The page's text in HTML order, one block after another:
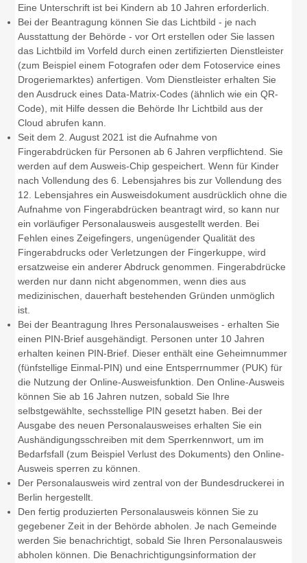
Eine Unterschrift ist bei Kindern ab 10 Jahren erforderlich.
Bei der Beantragung können Siedas Lichtbild - je nach
Ausstattung der Behörde - vor Ort erstellen oder Sie lassen
das Lichtbild im Vorfeld durch einen zertifizierten Dienstleister
(zum Beispiel einem Fotografen oder dem Fotoservice eines
Drogeriemarktes) anfertigen. Vom Dienstleister erhalten Sie
den Ausdruck eines Data-Matrix-Codes (ähnlich wie ein QR-
Code), mit Hilfe dessen die Behörde Ihr Lichtbild aus der
Cloud abrufen kann.
Seit dem 2. August 2021 ist die Aufnahme von
Fingerabdrücken für Personen ab 6 Jahren verpflichtend. Sie
werden auf dem Ausweis-Chip gespeichert.Wenn für Kinder
nach Vollendung des 6. Lebensjahres bis zur Vollendung des
12. Lebensjahres ein Ausweisdokument ausdrücklich ohne die
Aufnahme von Fingerabdrücken beantragt wird, so kann nur
ein vorläufiger Personalausweis ausgestellt werden
Bei
Fehlen eines Zeigefingers, ungenügender Qualität des
Fingerabdrucks oder Verletzungen der Fingerkuppe, wird
ersatzweise ein anderer Abdruck genommen. Fingerabdrücke
werden nur dann nicht abgenommen, wenn dies aus
medizinischen, dauerhaft bestehenden Gründen unmöglich
ist.
Bei der Beantragung Ihres Personalausweises - erhalten Sie
einen PIN-Briefausgehändigt. Personen unter 10 Jahren
erhalten keinen PIN-Brief. Dieser enthält eine Geheimnummer
(fünfstellige Einmal-PIN) und eine Entsperrnummer (PUK) für
die Nutzung der Online-Ausweisfunktion.
Den Online-Ausweis
können Sie ab 16 Jahren nutzen, sobald Sie Ihre
selbstgewählte, sechsstellige PIN gesetzt haben.
Bei der
Ausgabe des neuen Personalausweises erhalten Sie ein
Aushändigungsschreiben mit dem Sperrkennwort, um im
Bedarfsfall (zum Beispiel Verlust des Dokuments) den Online-
Ausweis sperren zu können
Der Personalausweis wird zentral von der Bundesdruckerei in
Berlin hergestellt.
Den fertig produzierten Personalausweis können Sie zu
gegebener Zeit in der Behörde abholen.Je nach Gemeinde
werden Sie benachrichtigt, sobald Sie Ihren Personalausweis
abholen können. Die Benachrichtigungsinformation der